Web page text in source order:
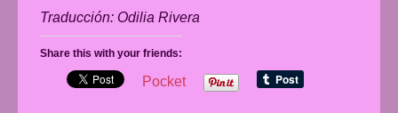
Traducción: Odilia Rivera
Share this with your friends:
Pocket